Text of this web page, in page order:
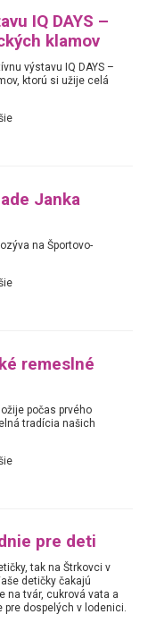
IQ DAYS –
klamov
výstavu IQ DAYS –
ktorú si užije celá
Janka
na Športovo-
remeslné
počas prvého
tradícia našich
pre deti
tak na Štrkovci v
detičky čakajú
na tvár, cukrová vata a
dospelých v lodenici.